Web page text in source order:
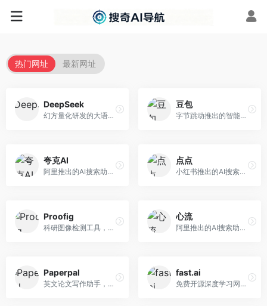
热门网址 最新网址
DeepSeek
幻方量化研发的大语言模型平台，专注于深度推理和代码生成能力。面向开发者、研究人员和技术爱好者，提供强大的逻辑推理和数学计算功能，开源生态完善，API接口友好。
豆包
字节跳动推出的智能对话助手平台，提供文本创作、知识问答、英语学习等多种AI服务。面向普通用户和内容创作者，支持多轮对话和文件解析，免费使用，响应速度快，中文理解能力强。
夸克AI
阿里推出的AI搜索助手，整合搜索与AI功能。面向年轻用户，提供智能搜索、文档处理、学习辅助等服务，与夸克生态深度整合。
点点
小红书推出的AI搜索应用，专注于生活方式内容搜索。面向小红书用户，提供生活攻略、消费决策、内容推荐等服务，生活方式内容丰富。
Proofig
科研图像检测工具，专注于学术图像完整性验证。面向科研人员，提供图像检测、重复分析、报告生成等服务，学术检测专业。
心流
阿里推出的AI搜索助手，专注于智能信息获取。面向普通用户，提供智能搜索、内容整理、知识问答等服务，与阿里生态深度整合。
Paperpal
英文论文写作助手，专注于学术英语润色。面向需要发表国际期刊的研究者，提供语法检查、学术表达优化、格式规范等服务，英语表达地道专业。
fast.ai
免费开源深度学习网站，专注于实用AI教学。面向开发者，提供免费深度学习课程、实战项目、代码库等资源，学习门槛低。